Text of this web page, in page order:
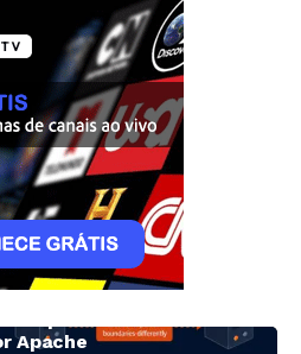
artificial descobre
HTTP e falha
Apache